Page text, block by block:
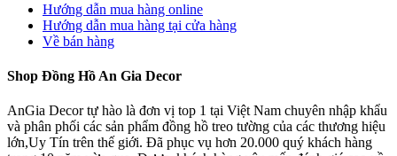
Hướng dẫn mua hàng online
Hướng dẫn mua hàng tại cửa hàng
Về bán hàng
Shop Đồng Hồ An Gia Decor
AnGia Decor tự hào là đơn vị top 1 tại Việt Nam chuyên nhập khẩu
và phân phối các sản phẩm đồng hồ treo tường của các thương hiệu
lớn,Uy Tín trên thế giới. Đã phục vụ hơn 20.000 quý khách hàng